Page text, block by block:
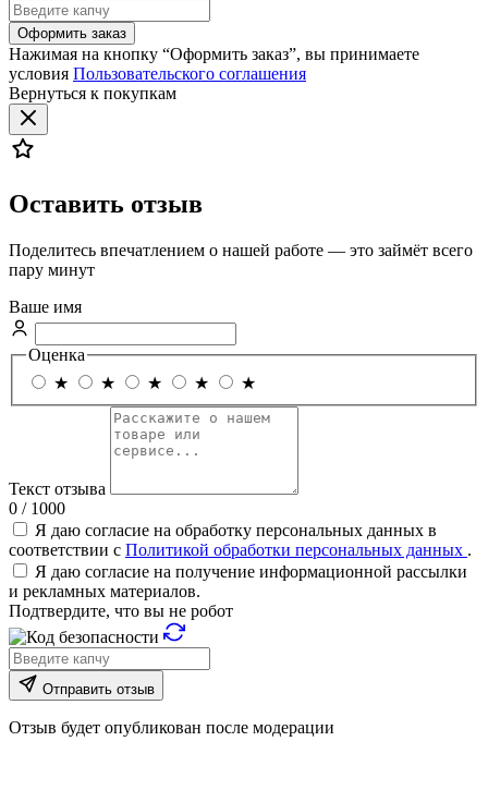
Оформить заказ
Нажимая на кнопку “Оформить заказ”, вы принимаете
условия Пользовательского соглашения
Вернуться к покупкам
Оставить отзыв
Поделитесь впечатлением о нашей работе — это займёт всего
пару минут
Ваше имя
Оценка
★
★ ★ ★ ★
Текст отзыва
0 / 1000
Я даю согласие на обработку персональных данных в
соответствии с Политикой обработки персональных данных .
Я даю согласие на получение информационной рассылки
и рекламных материалов.
Подтвердите, что вы не робот
Отправить отзыв
Отзыв будет опубликован после модерации